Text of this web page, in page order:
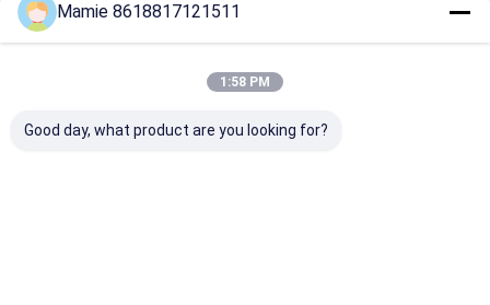
Indicatori di posizione sotterranei del tubo
Rivelatore di bloccaggio del tubo
Le Nostre Categorie
Mamie 8618817121511
1:58 PM
Good day, what product are you looking for?